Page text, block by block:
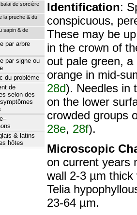
balai de sorcière
la pruche & du
sapin & de
par arbre
par signe ou
du problème
de
selon des
& latins
hôtes
Identification:
conspicuous,
These may be
in the crown of
out pale green,
orange in mid-
28d). Needles in
on the lower
crowded groups
28e, 28f).
Microscopic
on current years
wall 2-3 µm thick
Telia
23-64 µm.